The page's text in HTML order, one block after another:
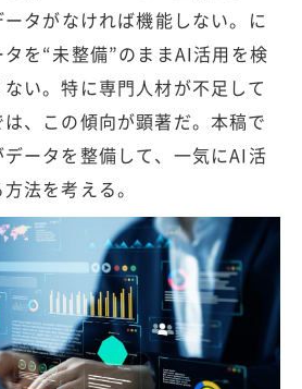
タがなければ機能しない。に
を“未整備”のままAI活用を検
い。特に専門人材が不足して
、この傾向が顕著だ。本稿で
ータを整備して、一気にAI活
法を考える。